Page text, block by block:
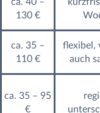
130 €
ca. 35 –
110 €
flexibel,
auch
ca. 35 – 95
€